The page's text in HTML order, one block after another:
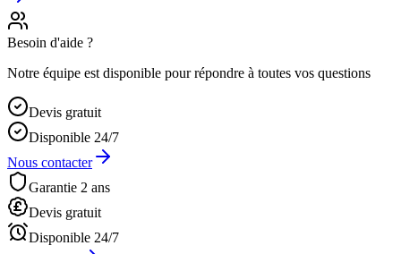
Besoin d'aide ?
Notre équipe est disponible pour répondre à toutes vos questions
Devis gratuit
Disponible 24/7
Nous contacter
Garantie 2 ans
Devis gratuit
Disponible 24/7